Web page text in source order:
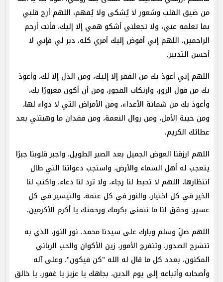
من ضيق القلب وشعور لا يُشكى ولا يُفهم، اللهم أرح قلبي
بما تعلمه عني، ولا تجعلني أشكو همي إلا إليك، فأنت أرحم
الراحمين، اللهم إني أفوض إليك أمري كله، دبر لي فإني لا
أحسن التدبير.
اللهم إني أعوذ بك من الفقر إلا إليك، ومن الذل إلا لك، وأعوذ
بك من قول الزور، وارتكاب الفجور، ومن أن أكون مغرورًا بك،
وأعوذ بك من شماتة الأعداء، ومن الأمراض التي لا دواء لها،
ومن خيبة الأمل، ومن زوال النعمة، ومن فقدان ما وهبتني بعد
عطائك الكريم.
اللهم ارزقنا العوض الجميل بعد الصبر الطويل، واجبر قلوبنا جبرًا
يتعجب له أهل السماء والأرض، واستجب دعواتنا التي طال
انتظارها، اللهم لا تحبط لنا رجاء، ولا ترد لنا دعاء، واكتب لنا
الخير في كل اختيار، والنور في كل عتمة، والتيسير في كل
عسير، وحقق لنا ما نتمنى بكرمك ورحمتك يا أكرم الأكرمين.
اللهم صلِّ وسلم وبارك على سيدنا محمد، نور النور، الذي به
تنشرح الصدور، وتنفرج الأمور، زين الأكوان والحب الرباني
المكنون، بعدد كل ما قال له الله "كن فيكون"، وعلى آله
وأصحابه وأتباعه إلى يوم الدين، بجاهك يا عزيز يا غفور، يا خالق